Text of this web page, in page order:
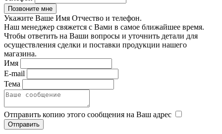
Укажите Ваше Имя Отчество и телефон.
Наш менеджер свяжется с Вами в самое ближайшее время.
Чтобы ответить на Ваши вопросы и уточнить детали для
осуществления сделки и поставки продукции нашего
магазина.
Имя
E-mail
Тема
Отправить копию этого сообщения на Ваш адрес